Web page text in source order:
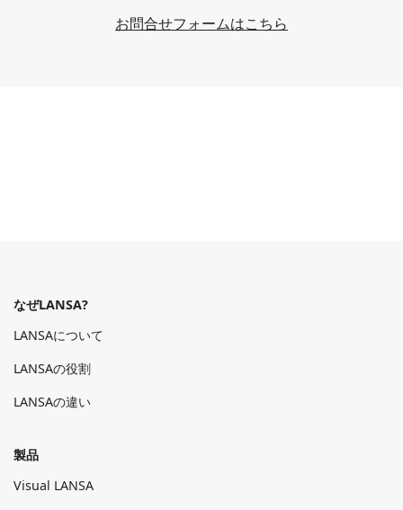
お問合せフォームはこちら
なぜLANSA?
LANSAについて
LANSAの役割
LANSAの違い
製品
Visual LANSA